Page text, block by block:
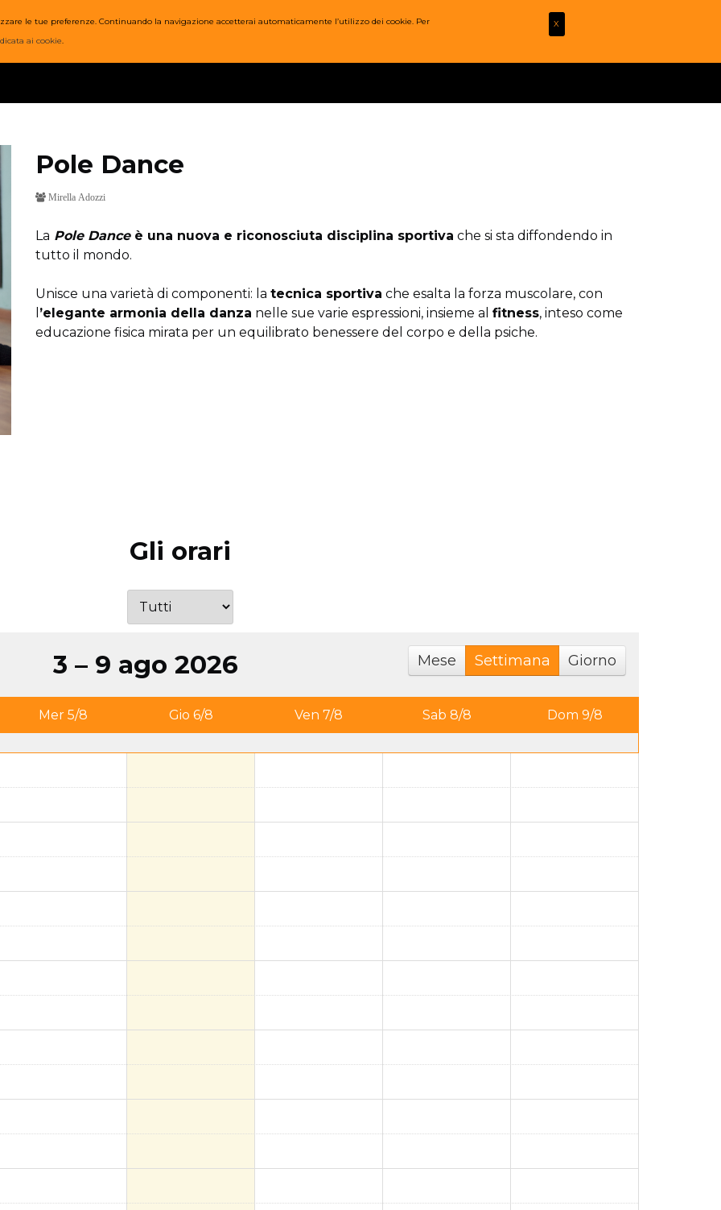
PREZZI STAFF CONTATTI
Pole Dance
Mirella Adozzi
La Pole Danceè una nuova e riconosciuta disciplina sportiva che si sta diffondendo in
tutto il mondo.
Unisce una varietà di componenti: la tecnica sportiva che esalta la forza muscolare, con
’elegante armonia della danza nelle sue varie espressioni, insieme al fitness, inteso come
educazione fisica mirata per un equilibrato benessere del corpo e della psiche.
Gli orari
Mese Settimana Giorno
3 – 9 ago 2026
Mer 5/8 Gio 6/8 Ven 7/8 Sab 8/8 Dom 9/8
le tue preferenze. Continuando la navigazione accetterai automaticamente l’utilizzo dei cookie. Per
ai cookie.
X